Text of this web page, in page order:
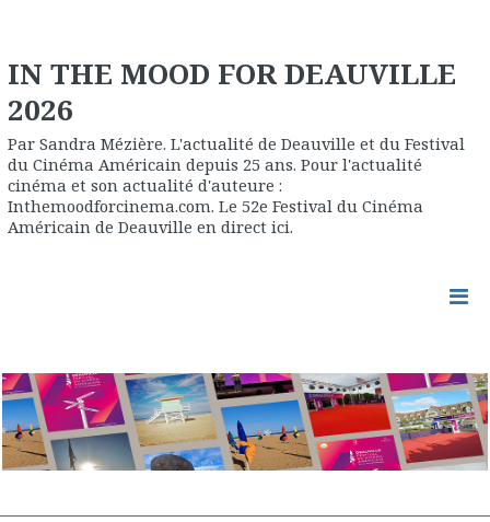
IN THE MOOD FOR DEAUVILLE
2026
Par Sandra Mézière. L'actualité de Deauville et du Festival
du Cinéma Américain depuis 25 ans. Pour l'actualité
cinéma et son actualité d'auteure :
Inthemoodforcinema.com. Le 52e Festival du Cinéma
Américain de Deauville en direct ici.